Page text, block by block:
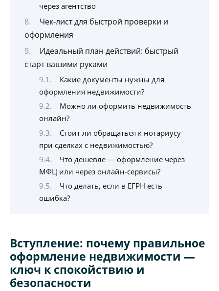
через агентство
Чек-лист для быстрой проверки и
оформления
Идеальный план действий: быстрый
старт вашими руками
Какие документы нужны для
оформления недвижимости?
Можно ли оформить недвижимость
онлайн?
Стоит ли обращаться к нотариусу
при сделках с недвижимостью?
Что дешевле — оформление через
МФЦ или через онлайн-сервисы?
Что делать, если в ЕГРН есть
ошибка?
Вступление: почему правильное
оформление недвижимости —
ключ к спокойствию и
безопасности